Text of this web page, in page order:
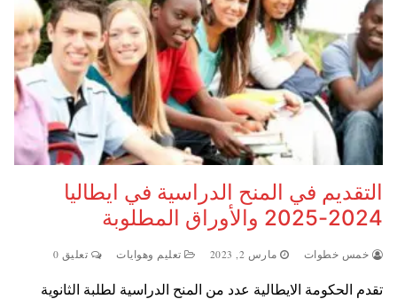
التقديم في المنح الدراسية في ايطاليا
2024-2025 والأوراق المطلوبة
خمس خطوات مارس 2, 2023 تعليم وهوايات تعليق 0
تقدم الحكومة الايطالية عدد من المنح الدراسية لطلبة الثانوية